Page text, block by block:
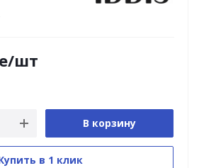
/шт
В корзину
в 1 клик